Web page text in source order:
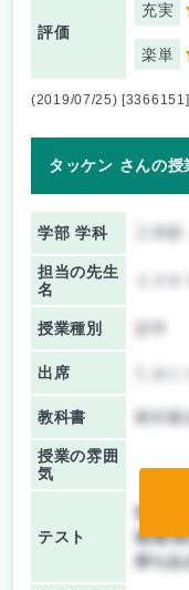
評価
充実
楽単
(2019/07/25) [3366151]
タッケン さんの授
学部 学科
担当の先生
名
授業種別
出席
教科書 教科書
授業の雰囲
気
テスト
前期/中
後期/
持ち込